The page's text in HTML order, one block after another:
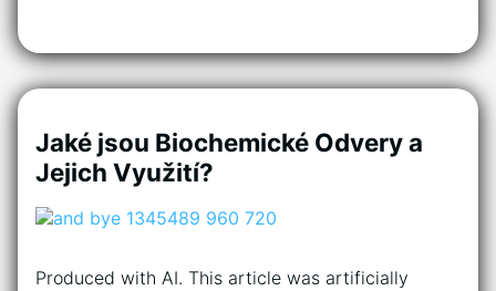
Jaké jsou Biochemické Odvery a
Jejich Využití?
Produced with AI. This article was artificially